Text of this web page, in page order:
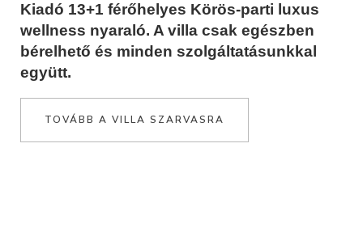
Kiadó 13+1 férőhelyes Körös-parti luxus
wellness nyaraló. A villa csak egészben
bérelhető és minden szolgáltatásunkkal
együtt.
TOVÁBB A VILLA SZARVASRA